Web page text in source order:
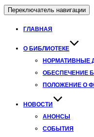
Переключатель навигации
ГЛАВНАЯ
О БИБЛИОТЕКЕ
НОРМАТИВНЫЕ
ОБЕСПЕЧЕНИЕ
ПОЛОЖЕНИЕ О
НОВОСТИ
АНОНСЫ
СОБЫТИЯ